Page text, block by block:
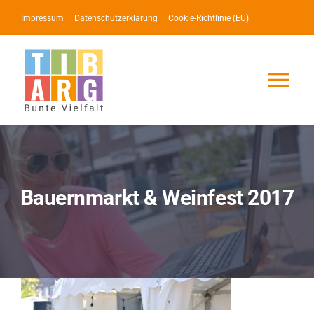
Inhalt
springen
Impressum Datenschutzerklärung Cookie-Richtlinie (EU)
Lotse
Service
Events
Bauernmarkt & Weinfest 2017